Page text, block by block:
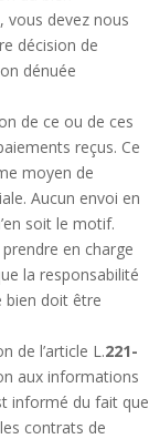
vous devez nous
décision de
dénuée
de ce ou de ces
reçus. Ce
moyen de
Aucun envoi en
soit le motif.
en charge
la responsabilité
bien doit être
de l’article L.221-
aux informations
informé du fait que
contrats de